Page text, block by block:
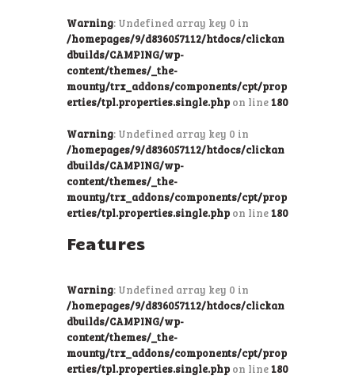
Warning: Undefined array key 0 in
/homepages/9/d836057112/htdocs/clickan
dbuilds/CAMPING/wp-
content/themes/_the-
mounty/trx_addons/components/cpt/prop
erties/tpl.properties.single.php on line180
Warning: Undefined array key 0 in
/homepages/9/d836057112/htdocs/clickan
dbuilds/CAMPING/wp-
content/themes/_the-
mounty/trx_addons/components/cpt/prop
erties/tpl.properties.single.php on line180
Features
Warning: Undefined array key 0 in
/homepages/9/d836057112/htdocs/clickan
dbuilds/CAMPING/wp-
content/themes/_the-
mounty/trx_addons/components/cpt/prop
erties/tpl.properties.single.php on line180